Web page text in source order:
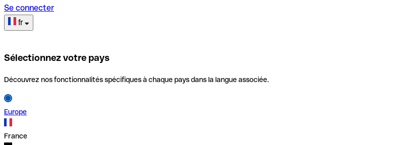
Se connecter
fr
Sélectionnez votre pays
Découvrez nos fonctionnalités spécifiques à chaque pays dans la langue associée.
Europe
France